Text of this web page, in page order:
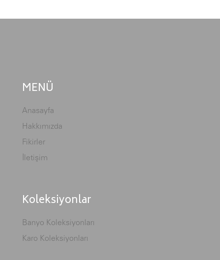
MENÜ
Anasayfa
Hakkımızda
Fikirler
İletişim
Koleksiyonlar
Banyo Koleksiyonları
Karo Koleksiyonları